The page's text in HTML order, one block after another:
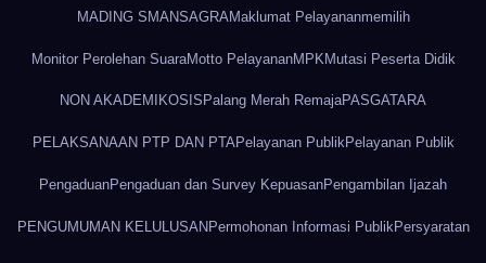
MADING SMANSAGRA Maklumat Pelayananmemilih
Monitor Perolehan SuaraMotto PelayananMPKMutasi Peserta Didik
NON AKADEMIKOSIS Palang Merah RemajaPASGATARA
PELAKSANAAN PTP DAN PTAPelayanan PublikPelayanan Publik
PengaduanPengaduan dan Survey KepuasanPengambilan Ijazah
PENGUMUMAN KELULUSAN Permohonan Informasi Publik Persyaratan